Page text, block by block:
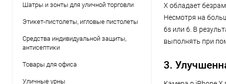
Шатры и зонты для уличной торговли
Этикет-пистолеты, игловые пистолеты
Средства индивидуальной защиты,
антисептики
Товары для офиса
Уличные урны
X обладает
Несмотря на
6s или 6. В
выполнять при
3.